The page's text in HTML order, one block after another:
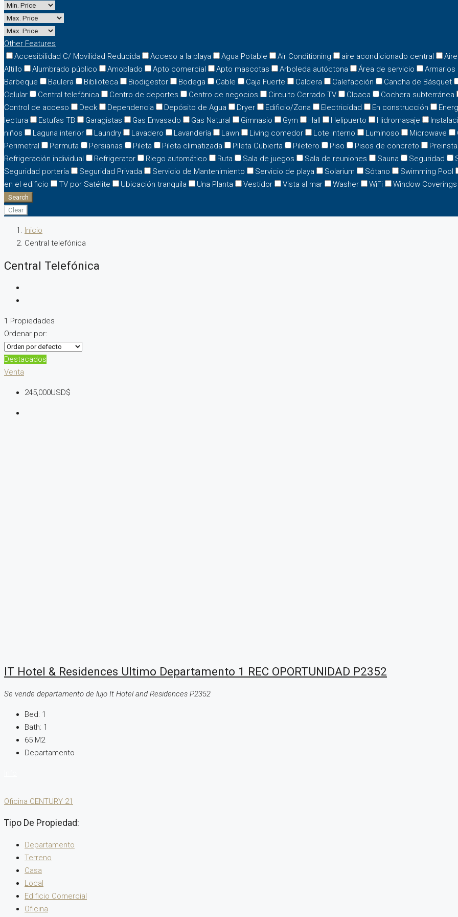
Other Features
Accesibilidad C/ Movilidad Reducida
Acceso a la playa Agua Potable Air Conditioning aire acondicionado central
Altillo
Alumbrado público Amoblado Apto comercial Apto mascotas Arboleda autóctona Área de servicio
Armarios
Barbeque
Baulera Biblioteca Biodigestor Bodega Cable Caja Fuerte Caldera Calefacción
Cancha de Básquet
Celular
Central telefónica Centro de deportes Centro de negocios Circuito Cerrado TV Cloaca
Cochera subterránea
Control de acceso
Deck Dependencia Depósito de Agua Dryer Edificio/Zona Electricidad En construcción
lectura
Estufas TB Garagistas Gas Envasado Gas Natural Gimnasio Gym Hall Helipuerto Hidromasaje
niños
Laguna interior Laundry Lavadero Lavandería Lawn Living comedor Lote Interno Luminoso Microwave
Perimetral
Permuta Persianas Pileta Pileta climatizada Pileta Cubierta Piletero Piso Pisos de concreto
Refrigeración individual
Refrigerator Riego automático Ruta Sala de juegos Sala de reuniones Sauna Seguridad
Seguridad portería
Seguridad Privada Servicio de Mantenimiento Servicio de playa Solarium Sótano
Swimming Pool
en el edificio
TV por Satélite Ubicación tranquila Una Planta Vestidor Vista al mar Washer WiFi Window Coverings
Search
Clear
Inicio
Central telefónica
Central Telefónica
1 Propiedades
Ordenar por:
Destacados
Venta
245,000USD$
IT Hotel & Residences Ultimo Departamento 1 REC OPORTUNIDAD P2352
Se vende departamento de lujo It Hotel and Residences P2352
Bed: 1
Bath: 1
65 M2
Departamento
Oficina CENTURY 21
Tipo De Propiedad:
Departamento
Terreno
Casa
Local
Edificio Comercial
Oficina